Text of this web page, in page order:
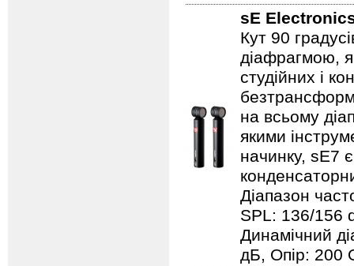
sE
Кут 90
діафрагмою,
студійних і
на всьому
якими
начинку, sE7
Діапазон
SPL: 136/156
Динамічний
дБ, Опір: 200